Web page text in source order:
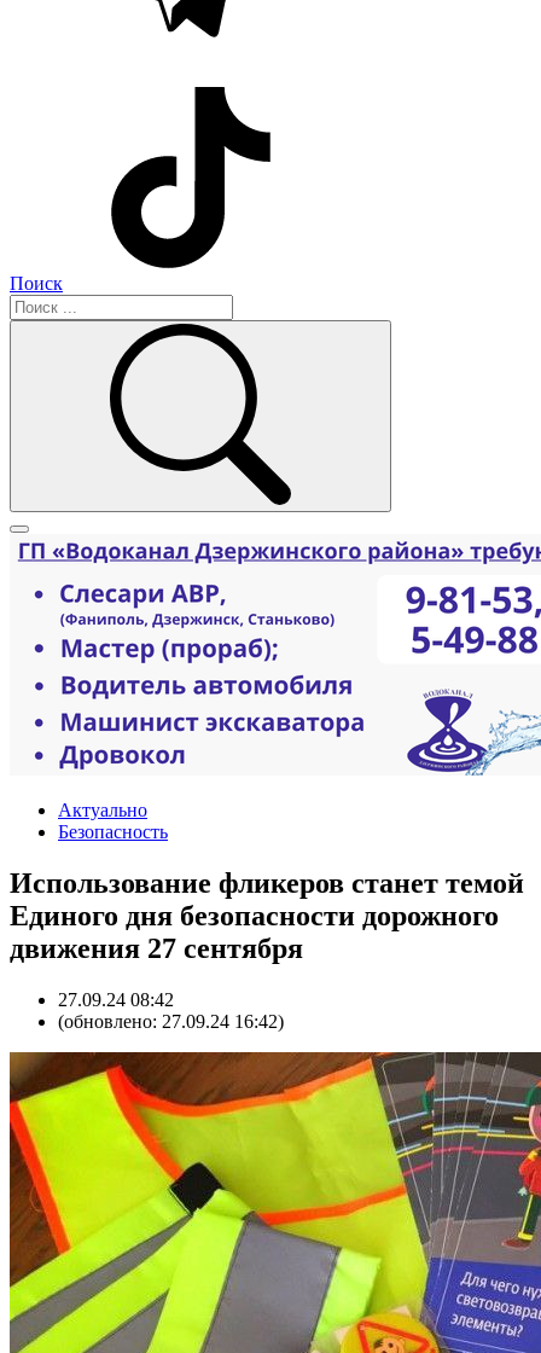
Поиск
Актуально
Безопасность
Использование фликеров станет темой
Единого дня безопасности дорожного
движения 27 сентября
27.09.24 08:42
(обновлено: 27.09.24 16:42)